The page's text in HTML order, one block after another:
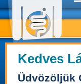
Kedves
Üdvözöljük